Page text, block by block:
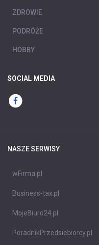
ZDROWIE
PODRÓŻE
HOBBY
SOCIAL MEDIA
NASZE SERWISY
wFirma.pl
Business-tax.pl
MojeBiuro24.pl
PoradnikPrzedsiebiorcy.pl